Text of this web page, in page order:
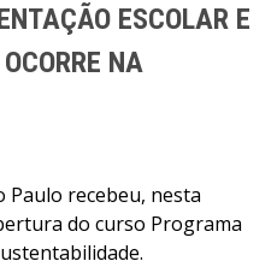
ESCOLAR E
NA
Paulo recebeu, nesta
do curso Programa